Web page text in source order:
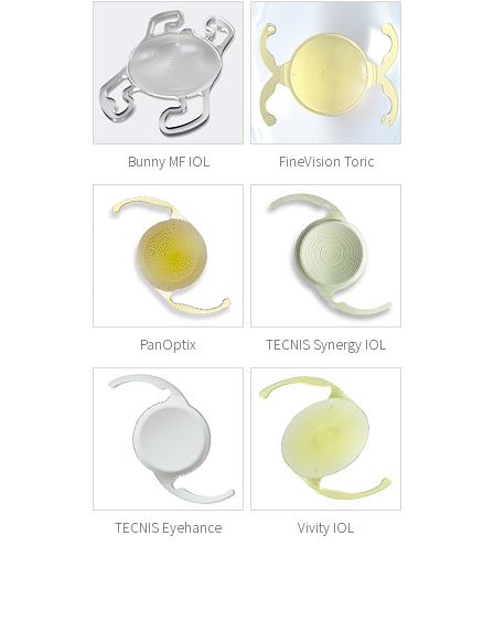
Bunny MF IOL FineVision Toric
PanOptix TECNIS Synergy IOL
TECNIS Eyehance Vivity IOL